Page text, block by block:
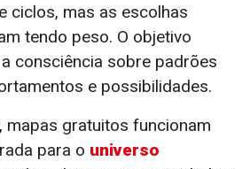
ciclos, mas as escolhas
tendo peso. O objetivo
consciência sobre padrões
e possibilidades.
mapas gratuitos funcionam
para o universo